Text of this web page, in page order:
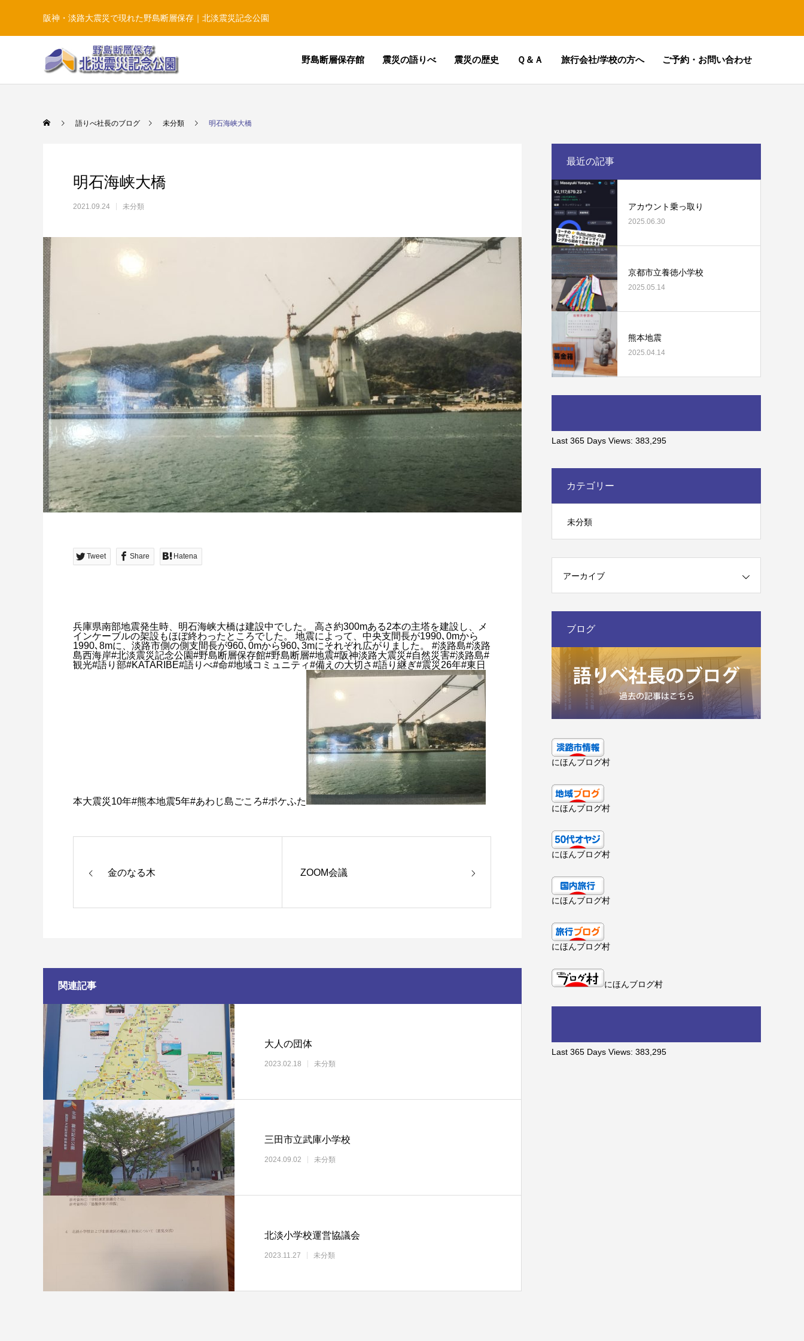
阪神・淡路大震災で現れた野島断層保存｜北淡震災記念公園
野島断層保存館 震災の語りべ 震災の歴史 Ｑ＆Ａ 旅行会社/学校の方へ ご予約・お問い合わせ
語りべ社長のブログ 未分類 明石海峡大橋
明石海峡大橋
2021.09.24 未分類
Tweet Share Hatena
兵庫県南部地震発生時、明石海峡大橋は建設中でした。 高さ約300mある2本の主塔を建設し、メ
インケーブルの架設もほぼ終わったところでした。 地震によって、中央支間長が1990､0mから
1990､8mに、淡路市側の側支間長が960､0mから960､3mにそれぞれ広がりました。 #淡路島#淡路
島西海岸#北淡震災記念公園#野島断層保存館#野島断層#地震#阪神淡路大震災#自然災害#淡路島#
観光#語り部#KATARIBE#語りべ#命#地域コミュニティ#備えの大切さ#語り継ぎ#震災26年#東日
本大震災10年#熊本地震5年#あわじ島ごころ#ポケふた
金のなる木 ZOOM会議
関連記事
大人の団体
2023.02.18 未分類
三田市立武庫小学校
2024.09.02 未分類
北淡小学校運営協議会
2023.11.27 未分類
最近の記事
アカウント乗っ取り
2025.06.30
京都市立養徳小学校
2025.05.14
熊本地震
2025.04.14
Last 365 Days Views: 383,295
カテゴリー
未分類
アーカイブ
ブログ
にほんブログ村
にほんブログ村
にほんブログ村
にほんブログ村
にほんブログ村
にほんブログ村
Last 365 Days Views: 383,295